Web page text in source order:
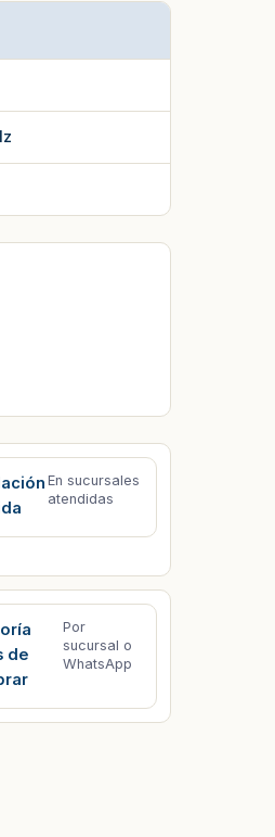
En sucursales
atendidas
de
Por
sucursal o
WhatsApp